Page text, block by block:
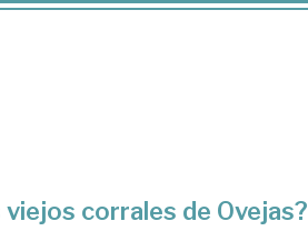
viejos corrales de Ovejas?